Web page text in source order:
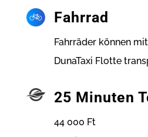
Fahrrad
Fahrräder können
DunaTaxi Flotte
25 Minuten
44 000 Ft